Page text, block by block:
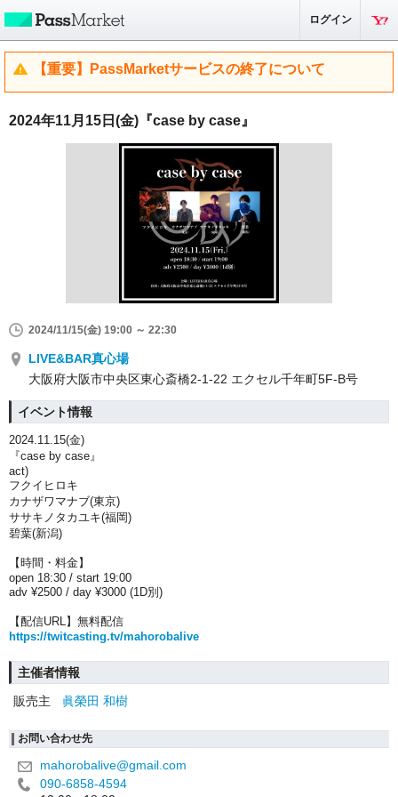
ログイン
【重要】PassMarketサービスの終了について
2024年11月15日(金)『case by case』
2024/11/15(金) 19:00 ～ 22:30
LIVE&BAR真心場
大阪府大阪市中央区東心斎橋2-1-22 エクセル千年町5F-B号
イベント情報
2024.11.15(金)
『case by case』
act)
フクイヒロキ
カナザワマナブ(東京)
ササキノタカユキ(福岡)
碧葉(新潟)
【時間・料金】
open 18:30 / start 19:00
adv ¥2500 / day ¥3000 (1D別)
【配信URL】無料配信
https://twitcasting.tv/mahorobalive
主催者情報
販売主
眞榮田 和樹
お問い合わせ先
mahorobalive@gmail.com
090-6858-4594